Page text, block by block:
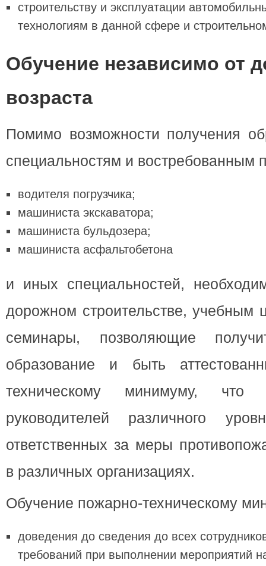
строительству и эксплуатации
технологиям в данной сфере и
Обучение независимо от
возраста
Помимо возможности получения
специальностям и востребованным
водителя погрузчика;
машиниста экскаватора;
машиниста бульдозера;
машиниста асфальтобетона
и иных специальностей,
дорожном строительстве, учебным
семинары, позволяющие
образование и быть
техническому минимуму, что
руководителей различного
ответственных за меры
в различных организациях.
Обучение пожарно-техническому
доведения до сведения до всех
требований при выполнении мероприятий